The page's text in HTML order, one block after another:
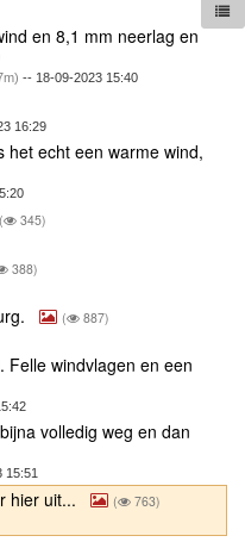
en 8,1 mm neerlag en
-- 18-09-2023 15:40
16:29
het echt een warme wind,
( 345)
388)
( 887)
Felle windvlagen en een
volledig weg en dan
15:51
hier uit... ( 763)